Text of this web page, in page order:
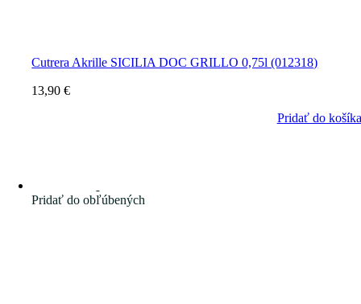
Cutrera Akrille SICILIA DOC GRILLO 0,75l (012318)
13,90€
Pridať do košíka
Pridať do obľúbených